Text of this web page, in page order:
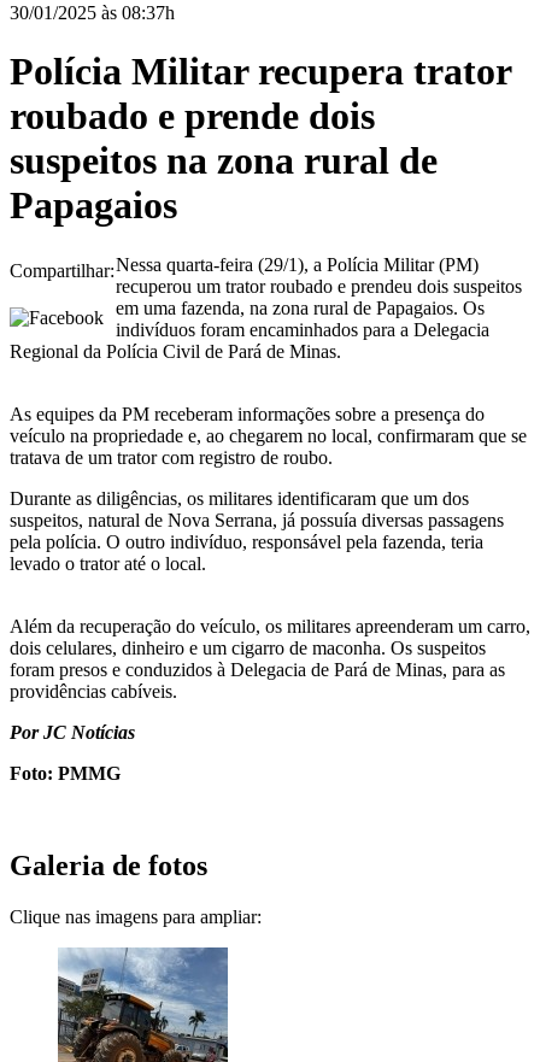
30/01/2025 às 08:37h
Polícia Militar recupera trator
roubado e prende dois
suspeitos na zona rural de
Papagaios
Compartilhar:Nessa quarta-feira (29/1), a Polícia Militar (PM)
recuperou um trator roubado e prendeu dois suspeitos
em uma fazenda, na zona rural de Papagaios. Os
indivíduos foram encaminhados para a Delegacia
Regional da Polícia Civil de Pará de Minas.
As equipes da PM receberam informações sobre a presença do
veículo na propriedade e, ao chegarem no local, confirmaram que se
tratava de um trator com registro de roubo.
Durante as diligências, os militares identificaram que um dos
suspeitos, natural de Nova Serrana, já possuía diversas passagens
pela polícia. O outro indivíduo, responsável pela fazenda, teria
levado o trator até o local.
Além da recuperação do veículo, os militares apreenderam um carro,
dois celulares, dinheiro e um cigarro de maconha. Os suspeitos
foram presos e conduzidos à Delegacia de Pará de Minas, para as
providências cabíveis.
Por JC Notícias
Foto: PMMG
Galeria de fotos
Clique nas imagens para ampliar: